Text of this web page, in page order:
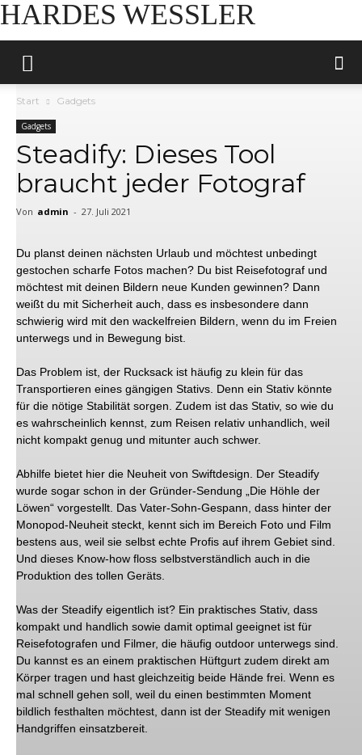
HARDES WESSLER
Start Gadgets
Gadgets
Steadify: Dieses Tool
braucht jeder Fotograf
Von admin - 27. Juli 2021
Du planst deinen nächsten Urlaub und möchtest unbedingt
gestochen scharfe Fotos machen? Du bist Reisefotograf und
möchtest mit deinen Bildern neue Kunden gewinnen? Dann
weißt du mit Sicherheit auch, dass es insbesondere dann
schwierig wird mit den wackelfreien Bildern, wenn du im Freien
unterwegs und in Bewegung bist.
Das Problem ist, der Rucksack ist häufig zu klein für das
Transportieren eines gängigen Stativs. Denn ein Stativ könnte
für die nötige Stabilität sorgen. Zudem ist das Stativ, so wie du
es wahrscheinlich kennst, zum Reisen relativ unhandlich, weil
nicht kompakt genug und mitunter auch schwer.
Abhilfe bietet hier die Neuheit von Swiftdesign. Der Steadify
wurde sogar schon in der Gründer-Sendung „Die Höhle der
Löwen“ vorgestellt. Das Vater-Sohn-Gespann, dass hinter der
Monopod-Neuheit steckt, kennt sich im Bereich Foto und Film
bestens aus, weil sie selbst echte Profis auf ihrem Gebiet sind.
Und dieses Know-how floss selbstverständlich auch in die
Produktion des tollen Geräts.
Was der Steadify eigentlich ist? Ein praktisches Stativ, dass
kompakt und handlich sowie damit optimal geeignet ist für
Reisefotografen und Filmer, die häufig outdoor unterwegs sind.
Du kannst es an einem praktischen Hüftgurt zudem direkt am
Körper tragen und hast gleichzeitig beide Hände frei. Wenn es
mal schnell gehen soll, weil du einen bestimmten Moment
bildlich festhalten möchtest, dann ist der Steadify mit wenigen
Handgriffen einsatzbereit.